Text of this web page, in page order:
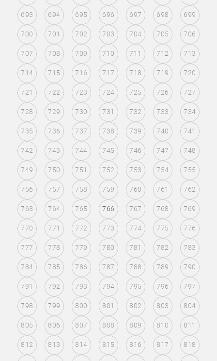
693 694 695 696 697 698 699
700 701 702 703 704 705 706
707 708 709 710 711 712 713
714 715 716 717 718 719 720
721 722 723 724 725 726 727
728 729 730 731 732 733 734
735 736 737 738 739 740 741
742 743 744 745 746 747 748
749 750 751 752 753 754 755
756 757 758 759 760 761 762
763 764 765 766 767 768 769
770 771 772 773 774 775 776
777 778 779 780 781 782 783
784 785 786 787 788 789 790
791 792 793 794 795 796 797
798 799 800 801 802 803 804
805 806 807 808 809 810 811
812 813 814 815 816 817 818